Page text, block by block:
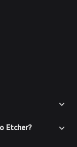
Etcher?